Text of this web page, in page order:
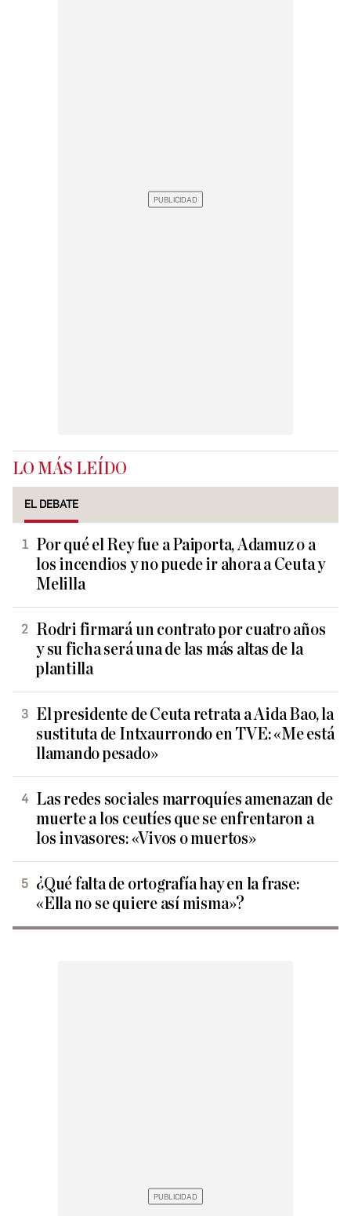
LO MÁS LEÍDO
EL DEBATE
Por qué el Rey fue a Paiporta, Adamuz o a
los incendios y no puede ir ahora a Ceuta y
Melilla
Rodri firmará un contrato por cuatro años
y su ficha será una de las más altas de la
plantilla
El presidente de Ceuta retrata a Aida Bao, la
sustituta de Intxaurrondo en TVE: «Me está
llamando pesado»
Las redes sociales marroquíes amenazan de
muerte a los ceutíes que se enfrentaron a
los invasores: «Vivos o muertos»
¿Qué falta de ortografía hay en la frase:
«Ella no se quiere así misma»?